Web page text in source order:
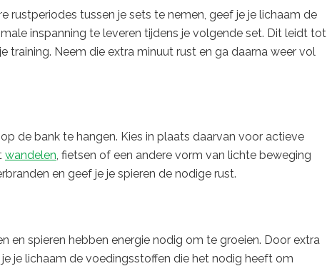
rustperiodes tussen je sets te nemen, geef je je lichaam de
inspanning te leveren tijdens je volgende set. Dit leidt tot
training. Neem die extra minuut rust en ga daarna weer vol
de bank te hangen. Kies in plaats daarvan voor actieve
wandelen, fietsen of een andere vorm van lichte beweging
en geef je je spieren de nodige rust.
en spieren hebben energie nodig om te groeien. Door extra
je lichaam de voedingsstoffen die het nodig heeft om